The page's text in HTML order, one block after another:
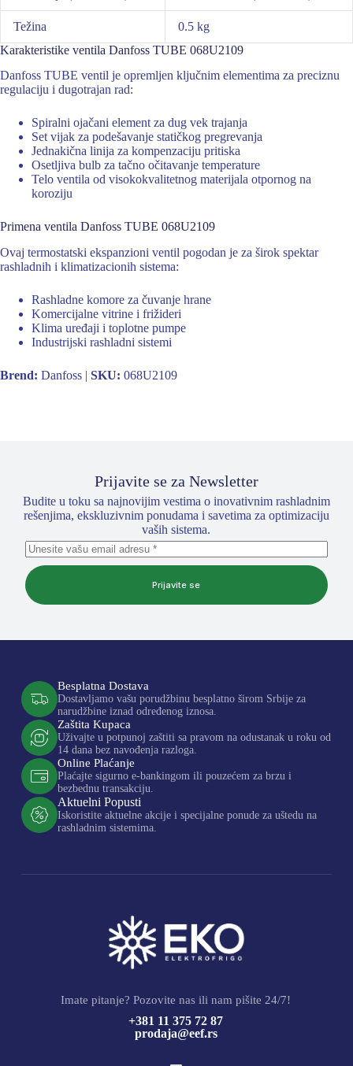
Težina
0.5 kg
Karakteristike ventila Danfoss TUBE 068U2109
Danfoss TUBE ventil je opremljen ključnim elementima za preciznu
regulaciju i dugotrajan rad:
Spiralni ojačani element za dug vek trajanja
Set vijak za podešavanje statičkog pregrevanja
Jednakična linija za kompenzaciju pritiska
Osetljiva bulb za tačno očitavanje temperature
Telo ventila od visokokvalitetnog materijala otpornog na
koroziju
Primena ventila Danfoss TUBE 068U2109
Ovaj termostatski ekspanzioni ventil pogodan je za širok spektar
rashladnih i klimatizacionih sistema:
Rashladne komore za čuvanje hrane
Komercijalne vitrine i frižideri
Klima uređaji i toplotne pumpe
Industrijski rashladni sistemi
Brend: Danfoss | SKU: 068U2109
Prijavite se za Newsletter
Budite u toku sa najnovijim vestima o inovativnim rashladnim
rešenjima, ekskluzivnim ponudama i savetima za optimizaciju
vaših sistema.
Prijavite se
Besplatna Dostava
Dostavljamo vašu porudžbinu besplatno širom Srbije za
narudžbine iznad određenog iznosa.
Zaštita Kupaca
Uživajte u potpunoj zaštiti sa pravom na odustanak u roku od
14 dana bez navođenja razloga.
Online Plaćanje
Plaćajte sigurno e-bankingom ili pouzećem za brzu i
bezbednu transakciju.
Aktuelni Popusti
Iskoristite aktuelne akcije i specijalne ponude za uštedu na
rashladnim sistemima.
Imate pitanje? Pozovite nas ili nam pišite 24/7!
+381 11 375 72 87
prodaja@eef.rs